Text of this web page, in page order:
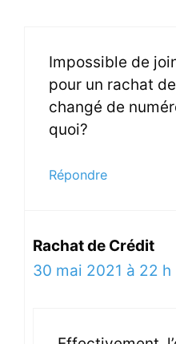
Impossible de
pour un rachat
changé de
quoi?
Répondre
Rachat de Crédit
30 mai 2021 à 22 h